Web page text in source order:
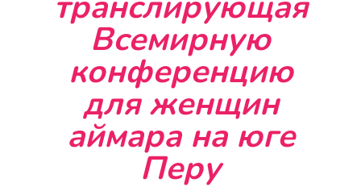
Всемирную
конференцию
для женщин
аймара на юге
Перу